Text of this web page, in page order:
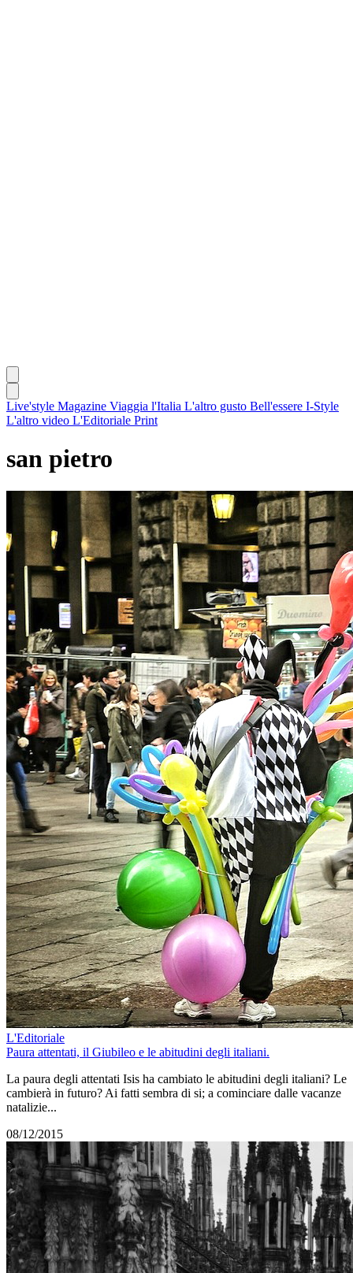
Live'style Magazine Viaggia l'Italia L'altro gusto Bell'essere I-Style
L'altro video L'Editoriale Print
san pietro
L'Editoriale
Paura attentati, il Giubileo e le abitudini degli italiani.
La paura degli attentati Isis ha cambiato le abitudini degli italiani? Le
cambierà in futuro? Ai fatti sembra di si; a cominciare dalle vacanze
natalizie...
08/12/2015